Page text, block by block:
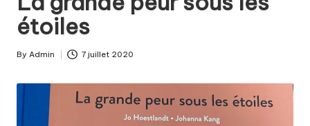
s
o
r
t
ir
sorties
pour
tous
les
étoiles
Posted
By Admin 7 juillet 2020